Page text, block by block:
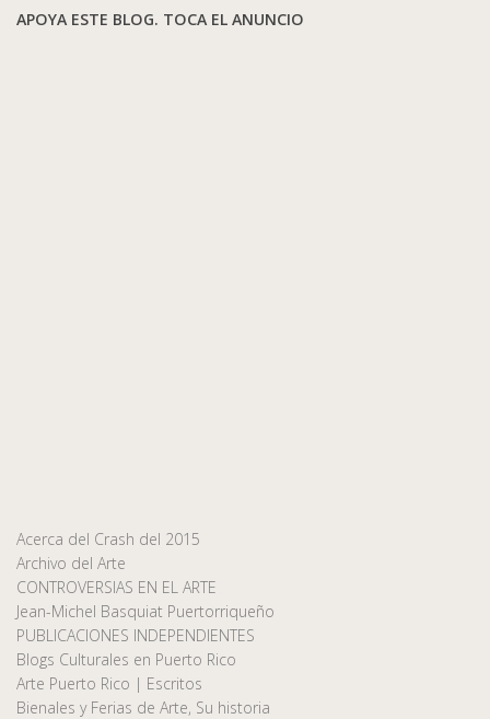
APOYA ESTE BLOG. TOCA EL ANUNCIO
Acerca del Crash del 2015
Archivo del Arte
CONTROVERSIAS EN EL ARTE
Jean-Michel Basquiat Puertorriqueño
PUBLICACIONES INDEPENDIENTES
Blogs Culturales en Puerto Rico
Arte Puerto Rico | Escritos
Bienales y Ferias de Arte, Su historia